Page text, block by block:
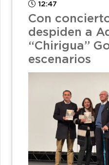
12:47
Con
despiden a
“Chirigua”
escenarios